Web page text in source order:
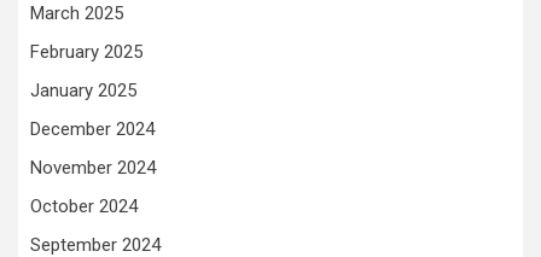
March 2025
February 2025
January 2025
December 2024
November 2024
October 2024
September 2024